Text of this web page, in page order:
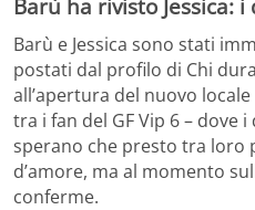
Barù ha rivisto Jessica:
Barù e Jessica sono stati
postati dal profilo di Chi
all’apertura del nuovo
tra i fan del GF Vip 6 – dove
sperano che presto tra loro
d’amore, ma al momento
conferme.